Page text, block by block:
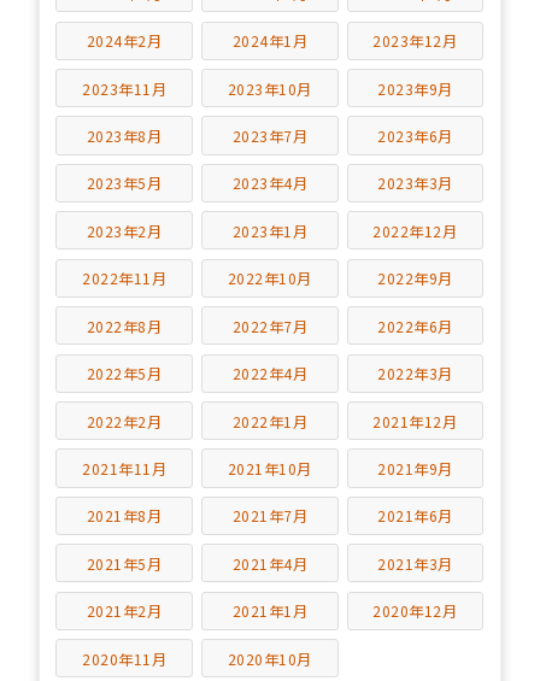
2024年2月 2024年1月 2023年12月
2023年11月 2023年10月 2023年9月
2023年8月 2023年7月 2023年6月
2023年5月 2023年4月 2023年3月
2023年2月 2023年1月 2022年12月
2022年11月 2022年10月 2022年9月
2022年8月 2022年7月 2022年6月
2022年5月 2022年4月 2022年3月
2022年2月 2022年1月 2021年12月
2021年11月 2021年10月 2021年9月
2021年8月 2021年7月 2021年6月
2021年5月 2021年4月 2021年3月
2021年2月 2021年1月 2020年12月
2020年11月 2020年10月